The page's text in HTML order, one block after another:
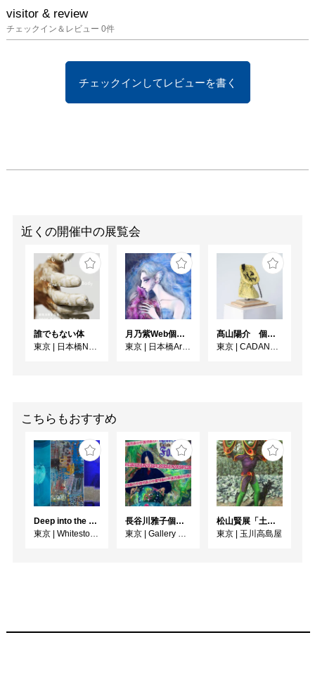
visitor & review
チェックイン＆レビュー 0件
チェックインしてレビューを書く
近くの開催中の展覧会
誰でもない体
東京
日本橋N11ギャラリー
月乃紫Web個展 花幻月色（はなまぼろしのつきいろ）
東京
日本橋Art.jp
髙山陽介 個展 「昨日または今日あるいは明日」
東京
CADAN大手町
こちらもおすすめ
Deep into the Blue―蒼の深層へ：木梨アイネ、名坂千吉郎、猪熊克芳
東京
Whitestone Gallery
長谷川雅子個展「終わりなき森の美術館」
東京
Gallery MUMON
松山賢展「土偶怪人、土器文様画」
東京
玉川高島屋